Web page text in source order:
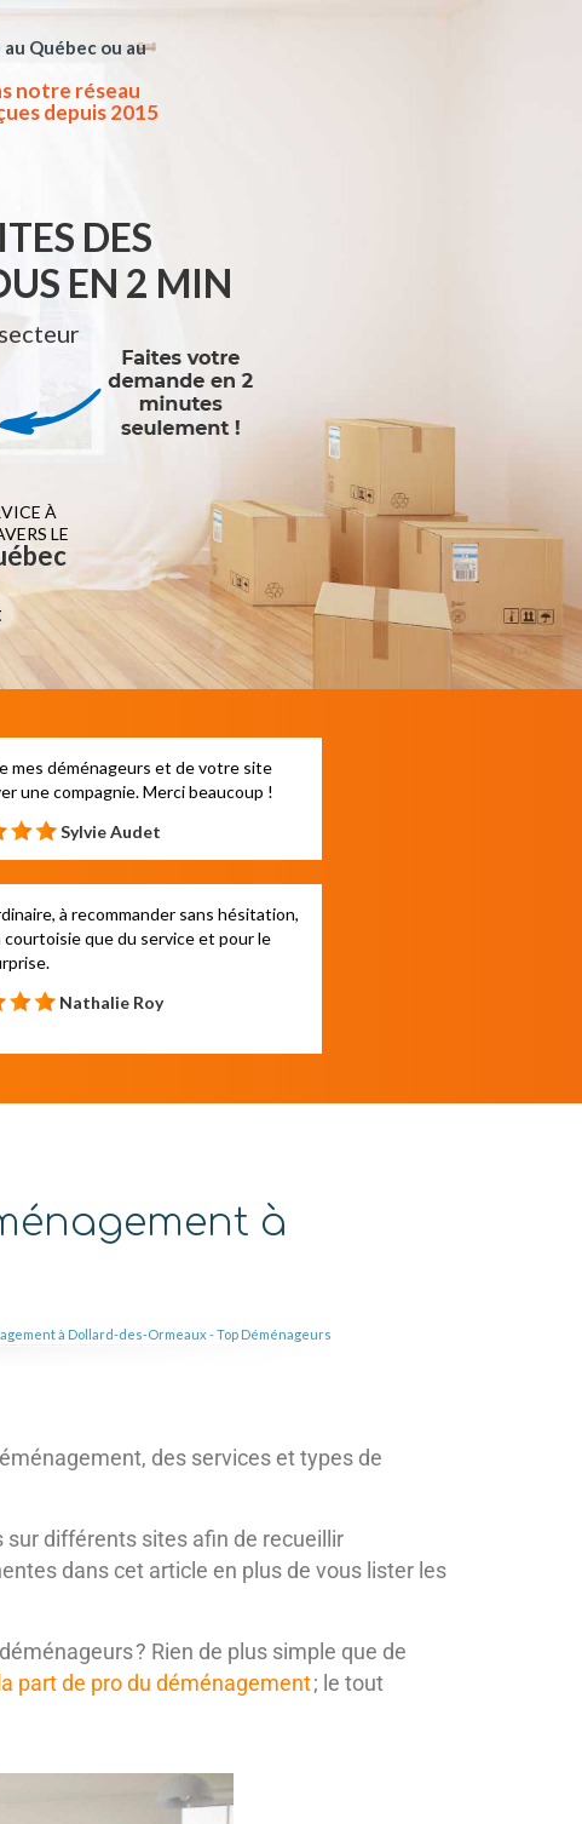
Québec ou au
notre réseau
depuis 2015
DES
EN 2 MIN
À
LE
mes déménageurs et de votre site
une compagnie. Merci beaucoup !
Sylvie Audet
à recommander sans hésitation,
courtoisie que du service et pour le
Nathalie Roy
à
à Dollard-des-Ormeaux - Top Déménageurs
des services et types de
sur différents sites afin de recueillir
dans cet article en plus de vous lister les
? Rien de plus simple que de
part de pro du déménagement; le tout